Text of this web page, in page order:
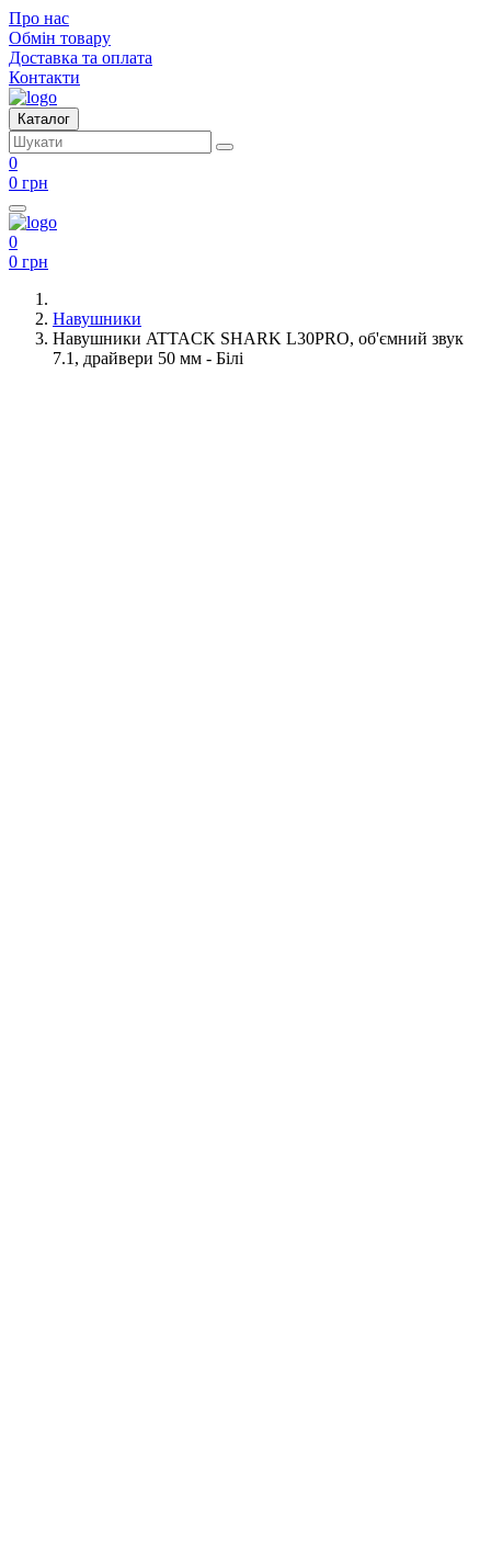
Про нас
Обмін товару
Доставка та оплата
Контакти
Каталог
0
0 грн
0
0 грн
Навушники
Навушники ATTACK SHARK L30PRO, об'ємний звук
7.1, драйвери 50 мм - Білі